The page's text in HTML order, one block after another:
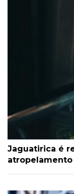
Jaguatirica é